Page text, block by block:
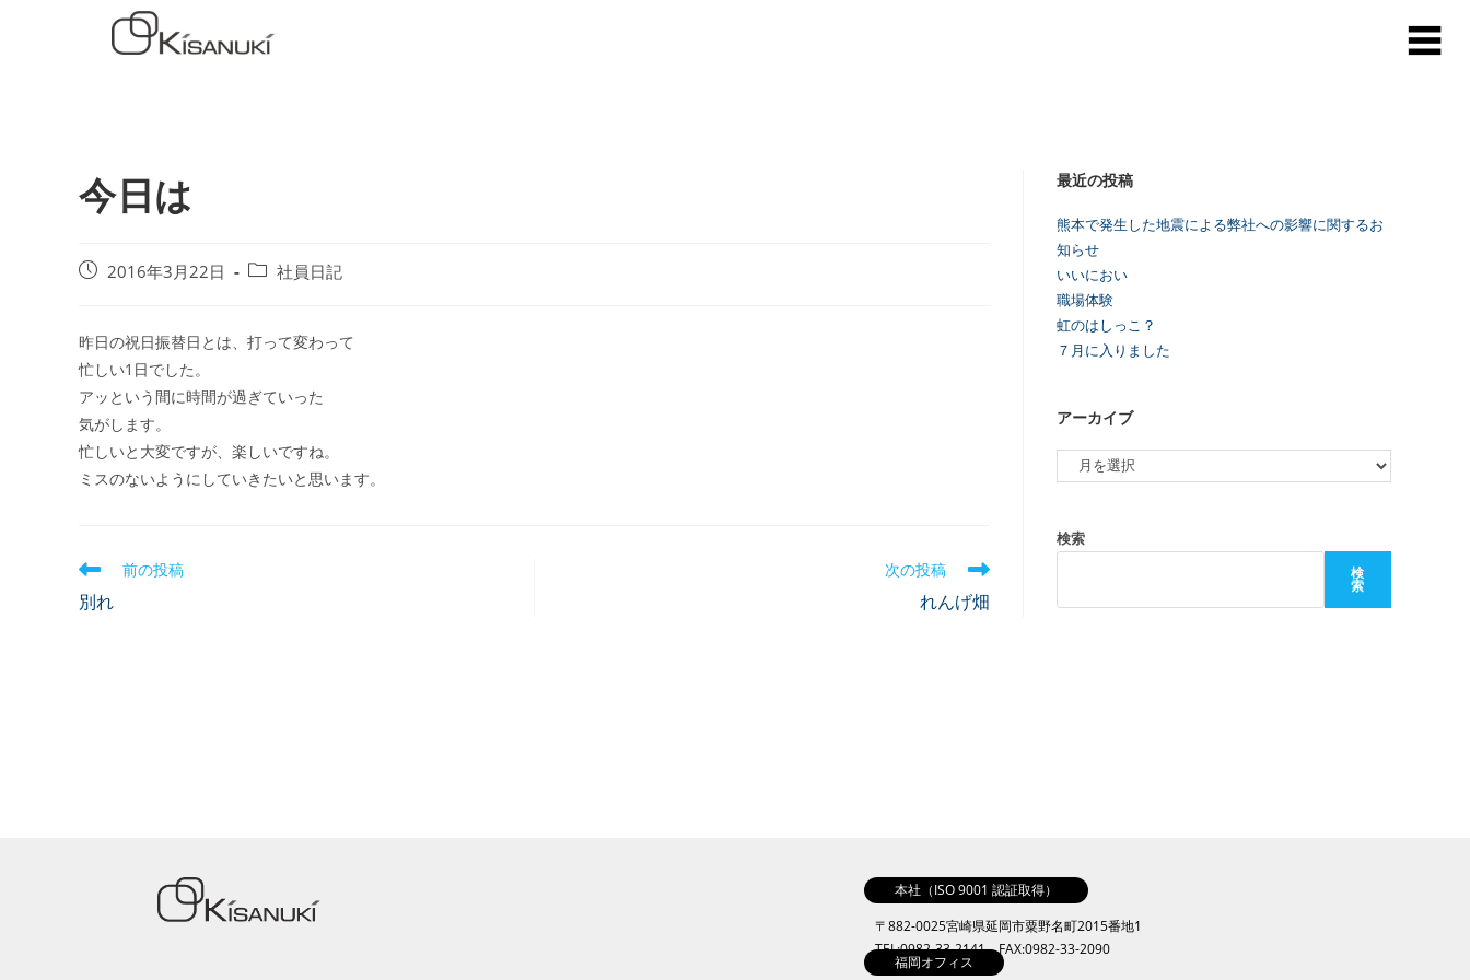
今日は
2016年3月22日 社員日記
昨日の祝日振替日とは、打って変わって
忙しい1日でした。
アッという間に時間が過ぎていった
気がします。
忙しいと大変ですが、楽しいですね。
ミスのないようにしていきたいと思います。
前の投稿
別れ
次の投稿
れんげ畑
最近の投稿
熊本で発生した地震による弊社への影響に関するお
知らせ
いいにおい
職場体験
虹のはしっこ？
７月に入りました
アーカイブ
検索
検
索
本社（ISO 9001 認証取得）
〒882-0025宮崎県延岡市粟野名町2015番地1
TEL:0982-33-2141 FAX:0982-33-2090
福岡オフィス